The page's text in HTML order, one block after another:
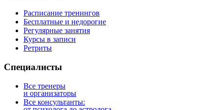
Расписание тренингов
Бесплатные и недорогие
Регулярные занятия
Курсы в записи
Ретриты
Специалисты
Все тренеры
и организаторы
Все консультанты: